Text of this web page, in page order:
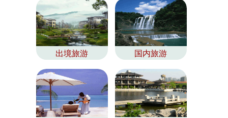
出境旅游 国内旅游